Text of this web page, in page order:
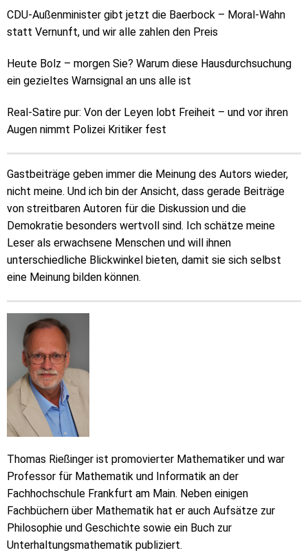
CDU-Außenminister gibt jetzt die Baerbock – Moral-Wahn
statt Vernunft, und wir alle zahlen den Preis
Heute Bolz – morgen Sie? Warum diese Hausdurchsuchung
ein gezieltes Warnsignal an uns alle ist
Real-Satire pur: Von der Leyen lobt Freiheit – und vor ihren
Augen nimmt Polizei Kritiker fest
Gastbeiträge geben immer die Meinung des Autors wieder,
nicht meine. Und ich bin der Ansicht, dass gerade Beiträge
von streitbaren Autoren für die Diskussion und die
Demokratie besonders wertvoll sind. Ich schätze meine
Leser als erwachsene Menschen und will ihnen
unterschiedliche Blickwinkel bieten, damit sie sich selbst
eine Meinung bilden können.
Thomas Rießinger ist promovierter Mathematiker und war
Professor für Mathematik und Informatik an der
Fachhochschule Frankfurt am Main. Neben einigen
Fachbüchern über Mathematik hat er auch Aufsätze zur
Philosophie und Geschichte sowie ein Buch zur
Unterhaltungsmathematik publiziert.